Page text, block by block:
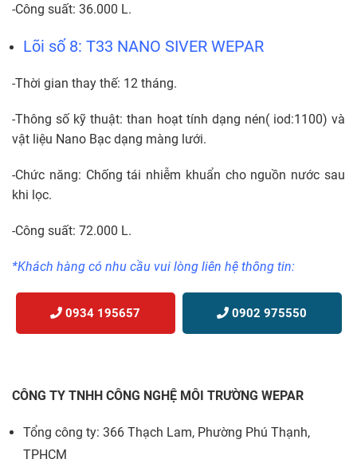
-Công suất: 36.000 L.
Lõi số 8: T33 NANO SIVER WEPAR
-Thời gian thay thế: 12 tháng.
-Thông số kỹ thuật: than hoạt tính dạng nén( iod:1100) và
vật liệu Nano Bạc dạng màng lưới.
-Chức năng: Chống tái nhiễm khuẩn cho nguồn nước sau
khi lọc.
-Công suất: 72.000 L.
*Khách hàng có nhu cầu vui lòng liên hệ thông tin:
0934 195657 0902 975550
CÔNG TY TNHH CÔNG NGHỆ MÔI TRƯỜNG WEPAR
Tổng công ty: 366 Thạch Lam, Phường Phú Thạnh,
TPHCM